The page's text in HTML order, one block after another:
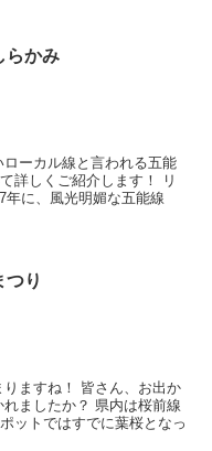
らかみ
ーカル線と言われる五能
詳しくご紹介します！ リ
年に、風光明媚な五能線
つり
ますね！ 皆さん、お出か
ましたか？ 県内は桜前線
ットではすでに葉桜となっ